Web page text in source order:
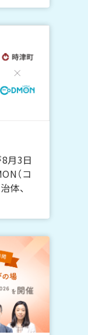
月3日
（コ
体、